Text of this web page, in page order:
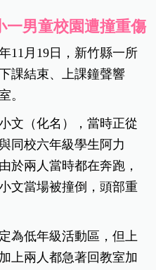
男童校園遭撞重傷
11月19日，新竹縣一所
課結束、上課鐘聲響
。
文（化名），當時正從
同校六年級學生阿力
於兩人當時都在奔跑，
文當場被撞倒，頭部重
為低年級活動區，但上
上兩人都急著回教室加